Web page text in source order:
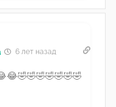
6 лет назад